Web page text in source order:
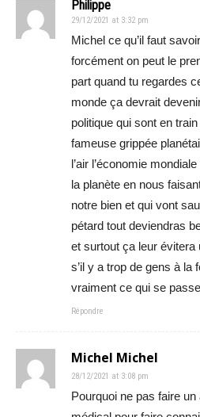
Philippe
29/12/2021 at 3:32 pm
Michel ce qu’il faut
forcément on peut le
part quand tu regardes
monde ça devrait
politique qui sont en
fameuse grippée
l’air l’économie
la planète en nous
notre bien et qui vont
pétard tout deviendras
et surtout ça leur évitera
s’il y a trop de gens à la
vraiment ce qui se
Répondre
Michel Michel
28/12/2021 at 3:08 pm
Pourquoi ne pas faire